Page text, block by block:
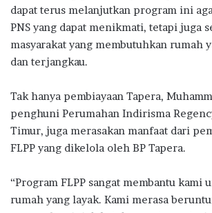
dapat terus melanjutkan program ini
PNS yang dapat menikmati, tetapi juga
masyarakat yang membutuhkan rumah
dan terjangkau.
Tak hanya pembiayaan Tapera,
penghuni Perumahan Indirisma
Timur, juga merasakan manfaat dari
FLPP yang dikelola oleh BP Tapera.
“Program FLPP sangat membantu
rumah yang layak. Kami merasa